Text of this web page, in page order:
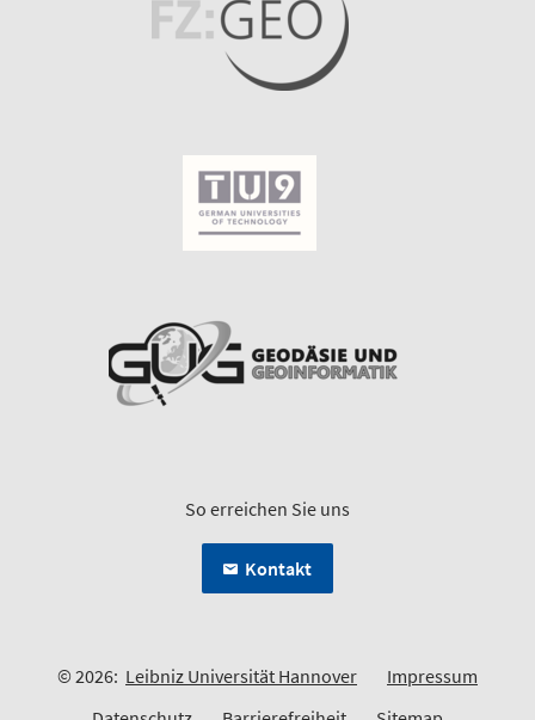
So erreichen Sie uns
Kontakt
© 2026: Leibniz Universität Hannover
Impressum